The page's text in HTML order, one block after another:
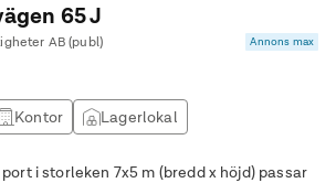
65 J
AB (publ) Annons max
Kontor
Lagerlokal
i storleken 7x5 m (bredd x höjd) passar